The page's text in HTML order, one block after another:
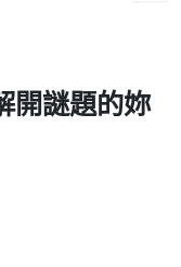
開謎題的妳